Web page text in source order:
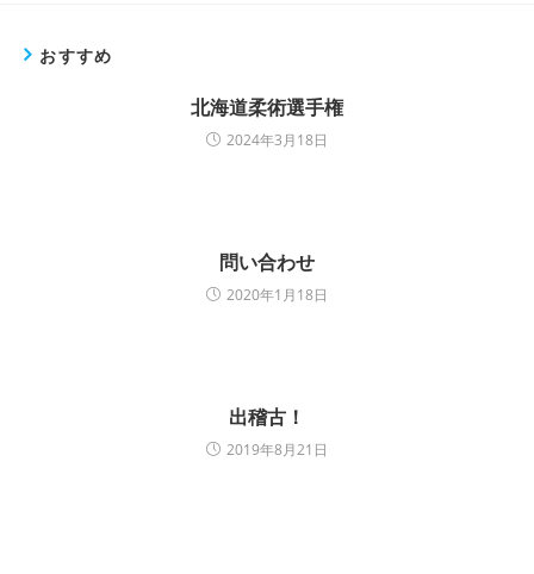
おすすめ
北海道柔術選手権
2024年3月18日
問い合わせ
2020年1月18日
出稽古！
2019年8月21日